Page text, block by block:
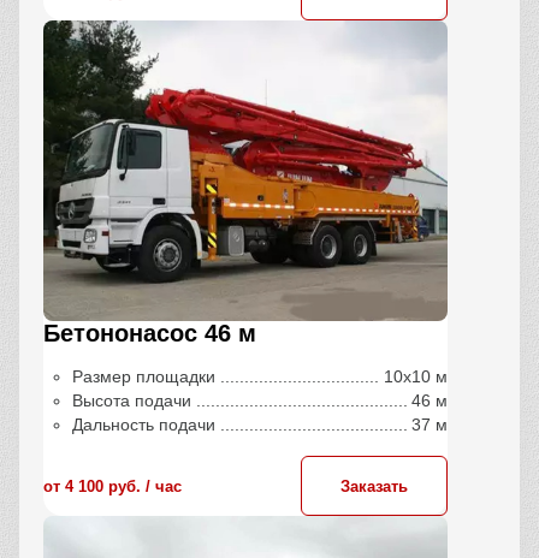
Бетононасос 46 м
Размер площадки
10х10 м
Высота подачи
46 м
Дальность подачи
37 м
от 4 100 руб. / час Заказать